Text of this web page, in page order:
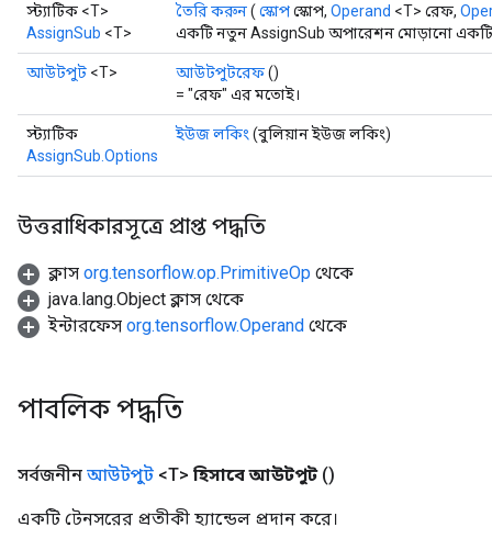
স্ট্যাটিক <T>
AssignSub <T>
তৈরি করুন( স্কোপস্কোপ, Operand <T> রেফ,
একটি নতুন AssignSub অপারেশন মোড়ানো একটি
আউটপুট <T> আউটপুটরেফ()
= "রেফ" এর মতোই।
স্ট্যাটিক
AssignSub.Options
ইউজ লকিং (বুলিয়ান ইউজ লকিং)
উত্তরাধিকারসূত্রে প্রাপ্ত পদ্ধতি
ক্লাস org.tensorflow.op.PrimitiveOp থেকে
java.lang.Object ক্লাস থেকে
ইন্টারফেস org.tensorflow.Operand থেকে
পাবলিক পদ্ধতি
সর্বজনীন আউটপুট <T> হিসাবে আউটপুট ()
একটি টেনসরের প্রতীকী হ্যান্ডেল প্রদান করে।